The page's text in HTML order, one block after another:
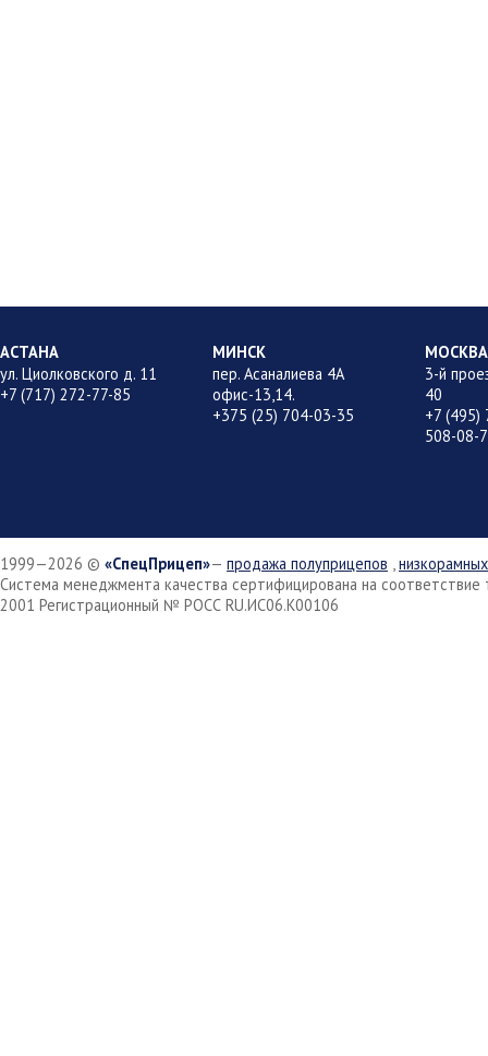
АСТАНА
ул. Циолковского д. 11
+7 (717) 272-77-85
МИНСК
пер. Асаналиева 4А
офис-13,14.
+375 (25) 704-03-35
МОСКВА
3-й
40
+7 (495)
508-08-
1999—2026 © СпецПрицеп — продажа полуприцепов ,
Система менеджмента качества сертифицирована на
2001 Регистрационный № РОСС RU.ИС06.К00106